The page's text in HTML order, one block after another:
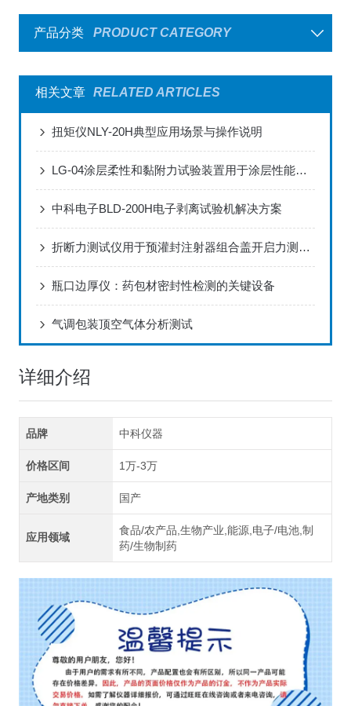
产品分类 PRODUCT CATEGORY
相关文章 RELATED ARTICLES
扭矩仪NLY-20H典型应用场景与操作说明
LG-04涂层柔性和黏附力试验装置用于涂层性能对比评估方案
中科电子BLD-200H电子剥离试验机解决方案
折断力测试仪用于预灌封注射器组合盖开启力测试的解决方案
瓶口边厚仪：药包材密封性检测的关键设备
气调包装顶空气体分析测试
详细介绍
品牌 中科仪器
价格区间 1万-3万
产地类别 国产
应用领域
食品/农产品,生物产业,能源,电子/电池,制
药/生物制药